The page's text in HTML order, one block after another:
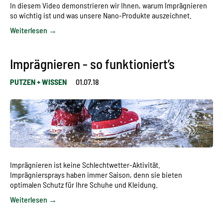
In diesem Video demonstrieren wir Ihnen, warum Imprägnieren
so wichtig ist und was unsere Nano-Produkte auszeichnet.
Weiterlesen →
Imprägnieren - so funktioniert’s
PUTZEN + WISSEN 01.07.18
Imprägnieren ist keine Schlechtwetter-Aktivität.
Imprägniersprays haben immer Saison, denn sie bieten
optimalen Schutz für Ihre Schuhe und Kleidung.
Weiterlesen →